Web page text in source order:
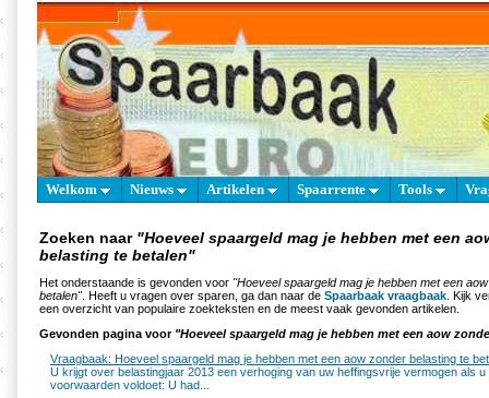
Welkom Nieuws Artikelen Spaarrente Tools
Zoeken naar "Hoeveel spaargeld mag je hebben met een
belasting te betalen"
Het onderstaande is gevonden voor "Hoeveel spaargeld mag je hebben met een
betalen". Heeft u vragen over sparen, ga dan naar de Spaarbaak vraagbaak . Kijk
een overzicht van populaire zoekteksten en de meest vaak gevonden artikelen.
Gevonden pagina voor "Hoeveel spaargeld mag je hebben met een aow
Vraagbaak: Hoeveel spaargeld mag je hebben met een aow zonder belasting te
U krijgt over belastingjaar 2013 een verhoging van uw heffingsvrije vermogen als u
voorwaarden voldoet: U had...